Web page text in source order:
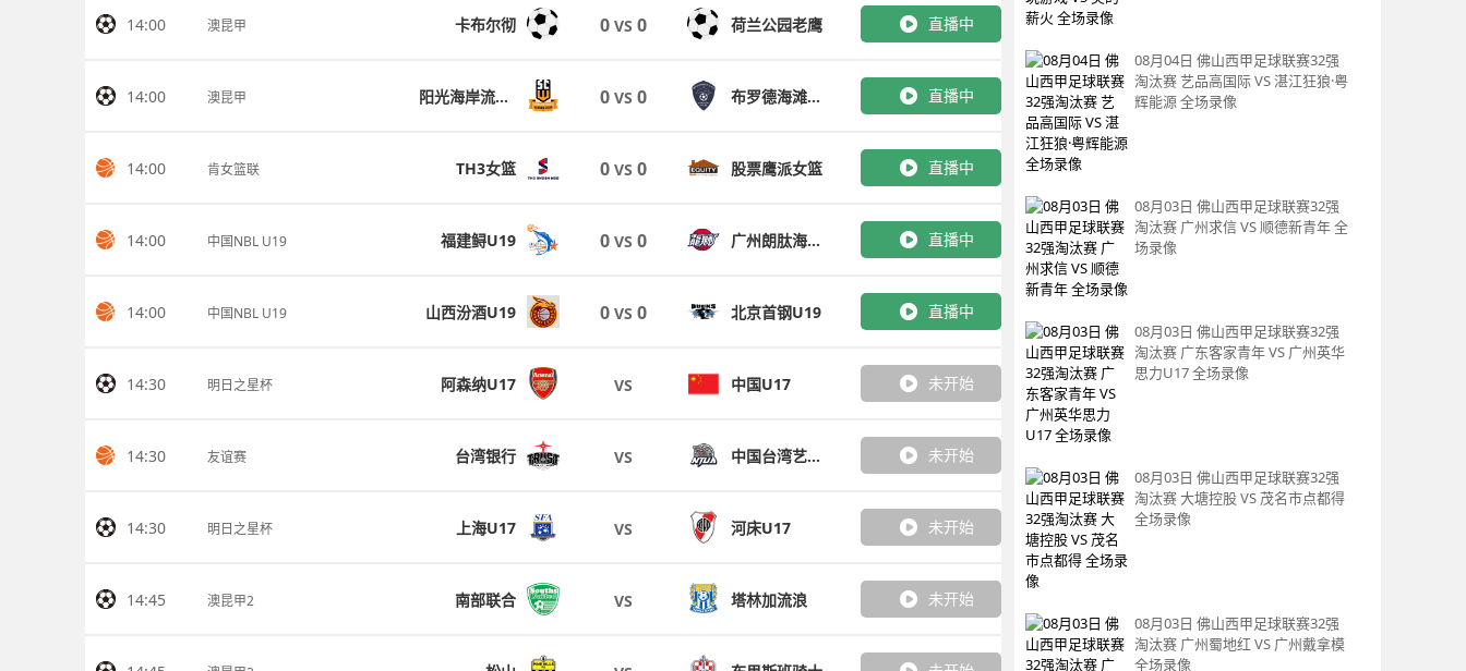
14:00 澳昆甲 卡布尔彻 0 VS 0 荷兰公园老鹰 直播中
14:00 澳昆甲 阳光海岸流浪者 0 VS 0 布罗德海滩联合 直播中
14:00 肯女篮联 TH3女篮 0 VS 0 股票鹰派女篮 直播中
14:00 中国NBL U19 福建鲟U19 0 VS 0 广州朗肽海本U19 直播中
14:00 中国NBL U19 山西汾酒U19 0 VS 0 北京首钢U19 直播中
14:30 明日之星杯 阿森纳U17 VS 中国U17 未开始
14:30 友谊赛 台湾银行 VS 中国台湾艺术大学 未开始
14:30 明日之星杯 上海U17 VS 河床U17 未开始
14:45 澳昆甲2 南部联合 VS 塔林加流浪 未开始
08月04日 佛山西甲足球联赛32强
淘汰赛 艺品高国际 VS 湛江狂狼·粤
辉能源 全场录像
08月03日 佛山西甲足球联赛32强
淘汰赛 广州求信 VS 顺德新青年 全
场录像
08月03日 佛山西甲足球联赛32强
淘汰赛 广东客家青年 VS 广州英华
思力U17 全场录像
08月03日 佛山西甲足球联赛32强
淘汰赛 大塘控股 VS 茂名市点都得
全场录像
08月03日 佛山西甲足球联赛32强
淘汰赛 广州蜀地红 VS 广州戴拿模
全场录像